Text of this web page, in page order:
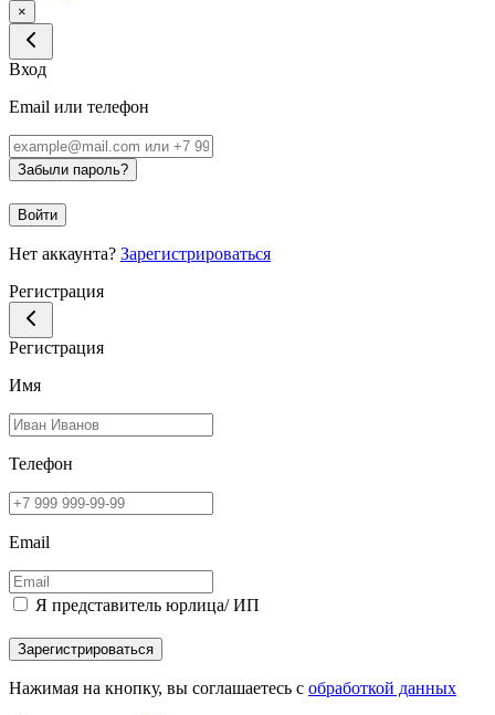
×
Вход
Email или телефон
Забыли пароль?
Войти
Нет аккаунта? Зарегистрироваться
Регистрация
Регистрация
Имя
Телефон
Email
Я представитель юрлица/ ИП
Зарегистрироваться
Нажимая на кнопку, вы соглашаетесь с обработкой данных